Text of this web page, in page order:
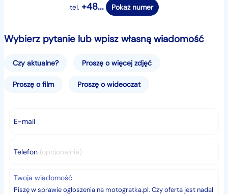
tel. +48... Pokaż numer
Wybierz pytanie lub wpisz własną wiadomość
Czy aktualne? Proszę o więcej zdjęć
Proszę o film Proszę o wideoczat
E-mail
Telefon (opcjonalnie)
Twoja wiadomość